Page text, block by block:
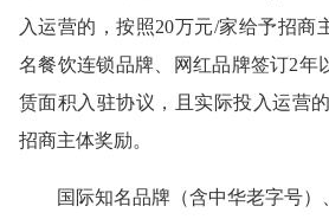
入运营的，按照20万元/家给予招商
名餐饮连锁品牌、网红品牌签订2年
赁面积入驻协议，且实际投入运营
招商主体奖励。
国际知名品牌（含中华老字号）